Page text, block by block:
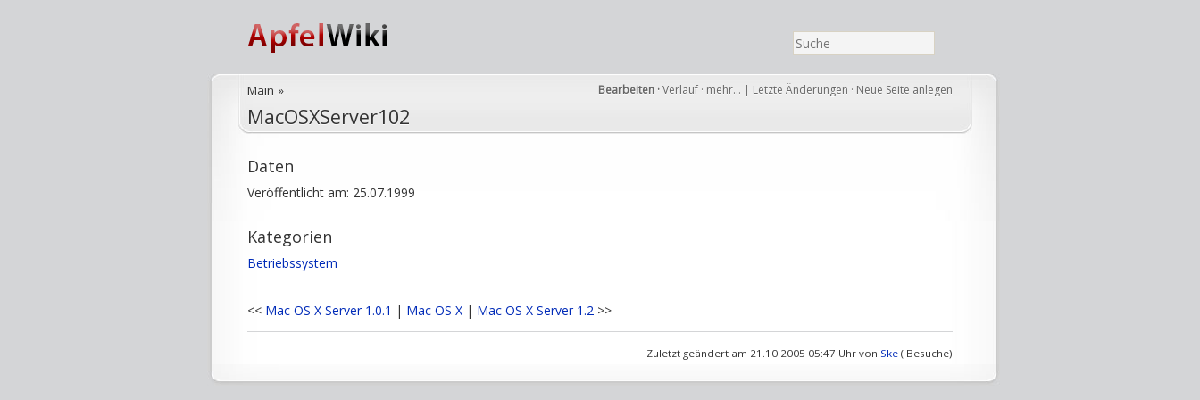
Bearbeiten ·Verlauf · mehr… | Letzte Änderungen · Neue Seite anlegen
Main »
MacOSXServer102
Daten
Veröffentlicht am: 25.07.1999
Kategorien
Betriebssystem
<< Mac OS X Server 1.0.1 | Mac OS X | Mac OS X Server 1.2 >>
Zuletzt geändert am 21.10.2005 05:47 Uhr von Ske ( Besuche)